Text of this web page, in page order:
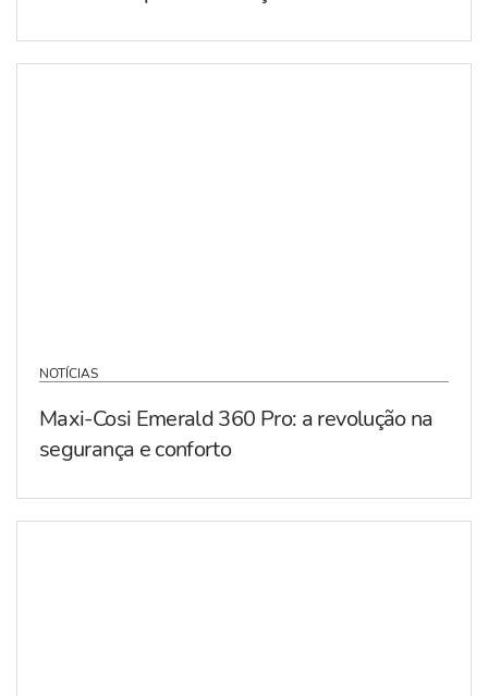
NOTÍCIAS
Maxi-Cosi Emerald 360 Pro: a revolução na
segurança e conforto